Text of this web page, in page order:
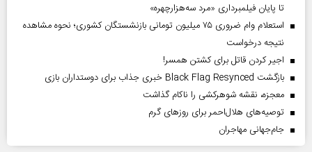
تا پایان فیلمبرداری «مرد سه‌هزارچهره»
استعلام وام ضروری ۷۵ میلیون تومانی بازنشستگان کشوری؛ نحوه مشاهده
نتیجه درخواست
اجیر کردن قاتل برای کشتن همسر!
بازگشت Black Flag Resynced خبری جذاب برای دوستداران بازی
معجزه، نقشه شوهرکشی را ناکام گذاشت
توصیه‌های هلال‌احمر برای روز‌های گرم
جام‌جهانی مهاجران